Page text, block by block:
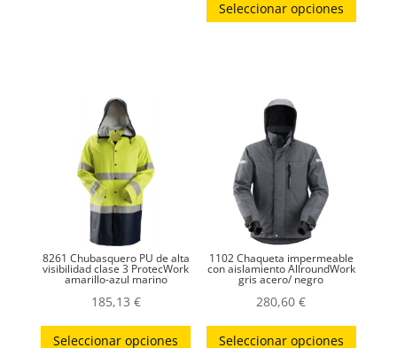
Seleccionar opciones
página
8261 Chubasquero PU de alta
visibilidad clase 3 ProtecWork
amarillo-azul marino
185,13 €
Seleccionar opciones
Este
1102 Chaqueta impermeable
con aislamiento AllroundWork
gris acero/ negro
280,60€
Seleccionar opciones
Este